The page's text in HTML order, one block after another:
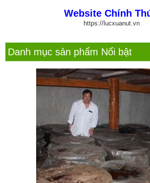
Website Chính
https://lucxuanut.vn
Danh mục sản phẩm Nổi bật